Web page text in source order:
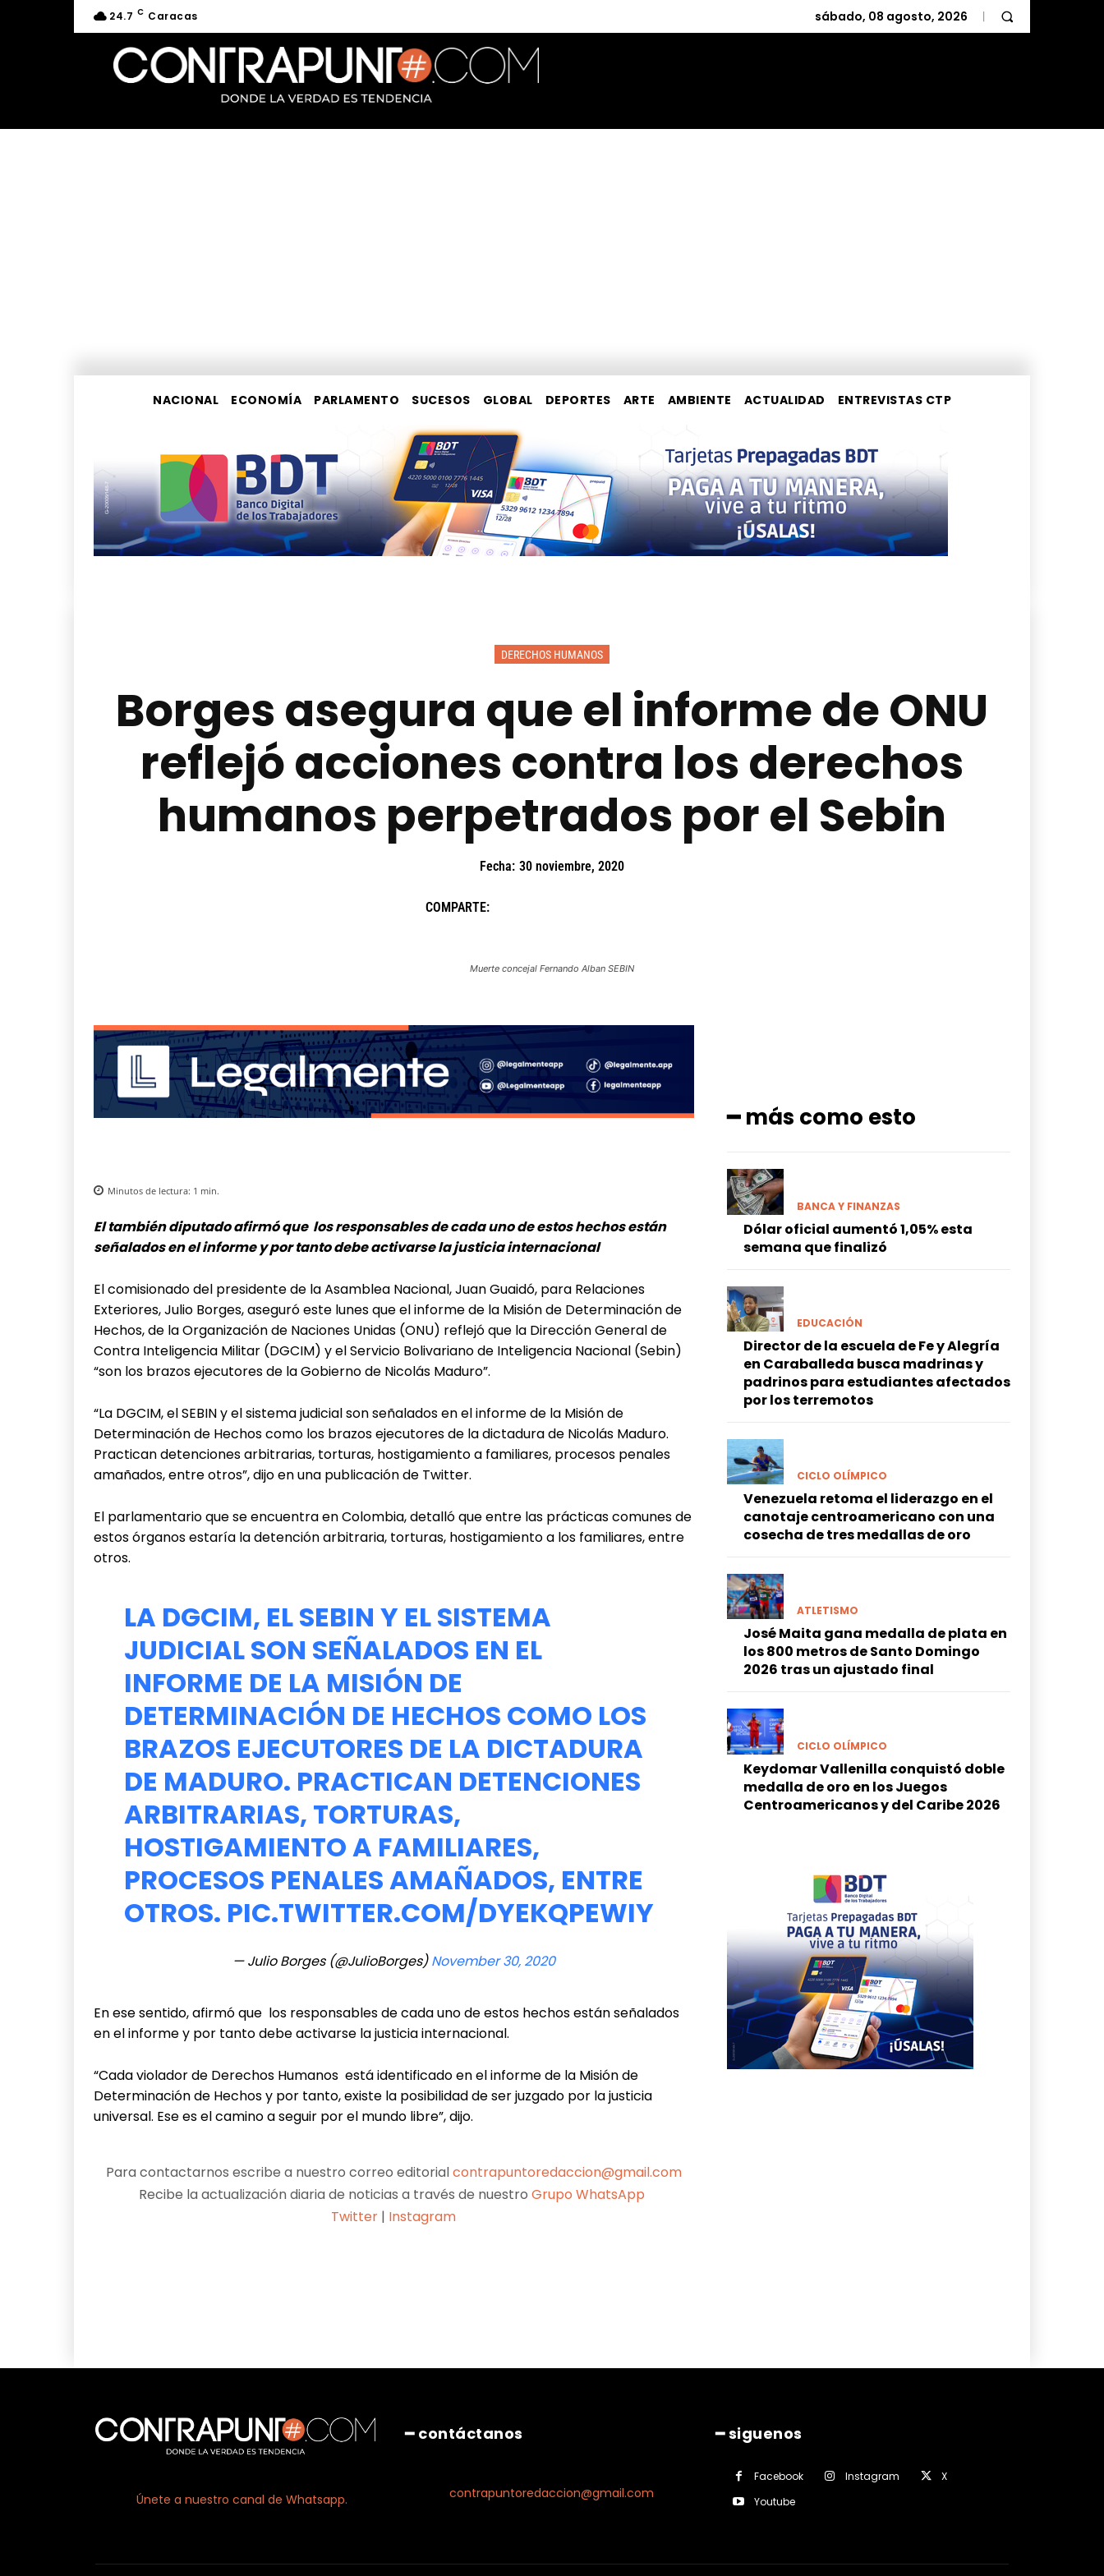
24.7 C Caracas sábado, 08 agosto, 2026
NACIONAL ECONOMÍA PARLAMENTO SUCESOS GLOBAL DEPORTES ARTE AMBIENTE ACTUALIDAD ENTREVISTAS CTP
DERECHOS HUMANOS
Borges asegura que el informe de ONU
reflejó acciones contra los derechos
humanos perpetrados por el Sebin
Fecha: 30 noviembre, 2020
COMPARTE:
Muerte concejal Fernando Alban SEBIN
Minutos de lectura: 1 min.
El también diputado afirmó que los responsables de cada uno de estos hechos están
señalados en el informe y por tanto debe activarse la justicia internacional
El comisionado del presidente de la Asamblea Nacional, Juan Guaidó, para Relaciones
Exteriores, Julio Borges, aseguró este lunes que el informe de la Misión de Determinación de
Hechos, de la Organización de Naciones Unidas (ONU) reflejó que la Dirección General de
Contra Inteligencia Militar (DGCIM) y el Servicio Bolivariano de Inteligencia Nacional (Sebin)
“son los brazos ejecutores de la Gobierno de Nicolás Maduro”.
“La DGCIM, el SEBIN y el sistema judicial son señalados en el informe de la Misión de
Determinación de Hechos como los brazos ejecutores de la dictadura de Nicolás Maduro.
Practican detenciones arbitrarias, torturas, hostigamiento a familiares, procesos penales
amañados, entre otros”, dijo en una publicación de Twitter.
El parlamentario que se encuentra en Colombia, detalló que entre las prácticas comunes de
estos órganos estaría la detención arbitraria, torturas, hostigamiento a los familiares, entre
otros.
LA DGCIM, EL SEBIN Y EL SISTEMA
JUDICIAL SON SEÑALADOS EN EL
INFORME DE LA MISIÓN DE
DETERMINACIÓN DE HECHOS COMO LOS
BRAZOS EJECUTORES DE LA DICTADURA
DE MADURO. PRACTICAN DETENCIONES
ARBITRARIAS, TORTURAS,
HOSTIGAMIENTO A FAMILIARES,
PROCESOS PENALES AMAÑADOS, ENTRE
OTROS. PIC.TWITTER.COM/DYEKQPEWIY
— Julio Borges (@JulioBorges)November 30, 2020
En ese sentido, afirmó que los responsables de cada uno de estos hechos están señalados
en el informe y por tanto debe activarse la justicia internacional.
“Cada violador de Derechos Humanos está identificado en el informe de la Misión de
Determinación de Hechos y por tanto, existe la posibilidad de ser juzgado por la justicia
universal. Ese es el camino a seguir por el mundo libre”, dijo.
Para contactarnos escribe a nuestro correo editorialcontrapuntoredaccion@gmail.com
Recibe la actualización diaria de noticias a través de nuestroGrupo WhatsApp
Twitter | Instagram
━ más como esto
BANCA Y FINANZAS
Dólar oficial aumentó 1,05% esta
semana que finalizó
EDUCACIÓN
Director de la escuela de Fe y Alegría
en Caraballeda busca madrinas y
padrinos para estudiantes afectados
por los terremotos
CICLO OLÍMPICO
Venezuela retoma el liderazgo en el
canotaje centroamericano con una
cosecha de tres medallas de oro
ATLETISMO
José Maita gana medalla de plata en
los 800 metros de Santo Domingo
2026 tras un ajustado final
CICLO OLÍMPICO
Keydomar Vallenilla conquistó doble
medalla de oro en los Juegos
Centroamericanos y del Caribe 2026
Únete a nuestro canal de Whatsapp.
━ contáctanos
contrapuntoredaccion@gmail.com
━ siguenos
Facebook Instagram
X
Youtube